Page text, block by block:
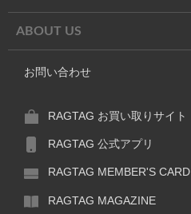
ABOUT US
お問い合わせ
RAGTAG お買い取りサイト
RAGTAG 公式アプリ
RAGTAG MEMBER'S CARD
RAGTAG MAGAZINE